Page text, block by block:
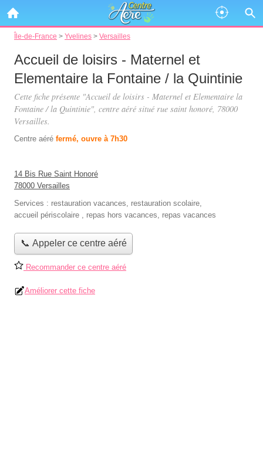
Île-de-France > Yvelines > Versailles
Accueil de loisirs - Maternel et
Elementaire la Fontaine / la Quintinie
Cette fiche présente "Accueil de loisirs - Maternel et Elementaire la
Fontaine / la Quintinie", centre aéré situé rue saint honoré, 78000
Versailles.
Centre aéré fermé, ouvre à 7h30
14 Bis Rue Saint Honoré
78000 Versailles
Services : restauration vacances, restauration scolaire,
accueil périscolaire , repas hors vacances, repas vacances
📞 Appeler ce centre aéré
Recommander ce centre aéré
Améliorer cette fiche